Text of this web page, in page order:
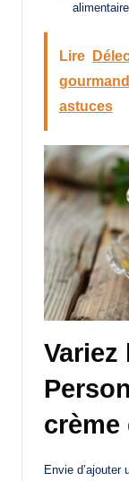
Lire
astuces
Variez
crème
Envie d’ajouter